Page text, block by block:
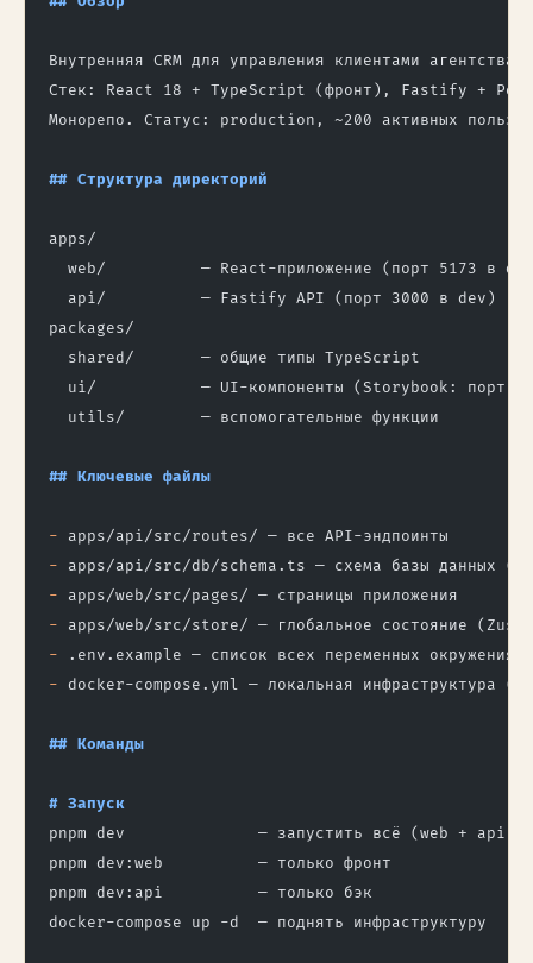
Внутренняя CRM для управления клиентами агентства
Стек: React 18 + TypeScript (фронт), Fastify +
Монорепо. Статус: production, ~200 активных
## Структура директорий
apps/
web/          — React-приложение (порт 5173 в
  api/          — Fastify API (порт 3000 в dev)
packages/
  shared/       — общие типы TypeScript
ui/           — UI-компоненты (Storybook: порт
  utils/        — вспомогательные функции
## Ключевые файлы
- apps/api/src/routes/ — все API-эндпоинты
- apps/api/src/db/schema.ts — схема базы данных
- apps/web/src/pages/ — страницы приложения
- apps/web/src/store/ — глобальное состояние
- .env.example — список всех переменных окружения
- docker-compose.yml — локальная инфраструктура
## Команды
# Запуск
pnpm dev              — запустить всё (web + api)
pnpm dev:web          — только фронт
pnpm dev:api          — только бэк
docker-compose up -d  — поднять инфраструктуру